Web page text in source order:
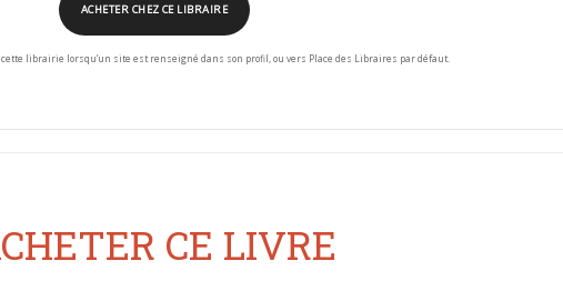
ACHETER CHEZ CE LIBRAIRE
librairie lorsqu’un site est renseigné dans son profil, ou vers Place des Libraires par défaut.
CE LIVRE